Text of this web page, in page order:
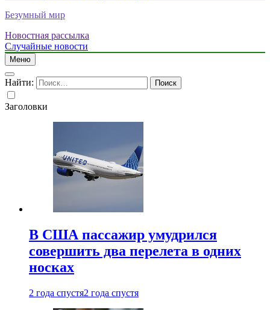
Безумный мир
Новостная рассылка
Случайные новости
Меню
Найти:
Заголовки
В США пассажир умудрился
совершить два перелета в одних
носках
2 года спустя2 года спустя